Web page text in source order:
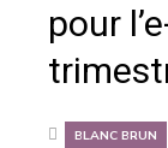
pour
BLANC BRUN